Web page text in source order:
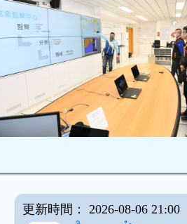
更新時間： 2026-08-06 21:00